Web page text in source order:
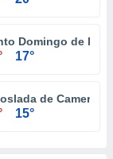
Domingo de la
17°
de Cameros
15°